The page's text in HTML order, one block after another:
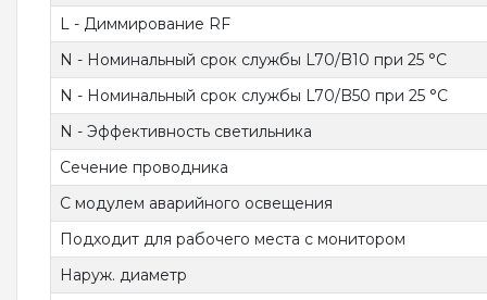
L - Диммирование RF
N - Номинальный срок службы L70/B10 при 25 °C
N - Номинальный срок службы L70/B50 при 25 °C
N - Эффективность светильника
Сечение проводника
С модулем аварийного освещения
Подходит для рабочего места с монитором
Наруж. диаметр